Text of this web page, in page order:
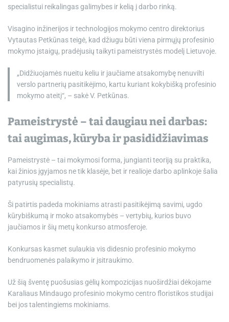
specialistui reikalingas galimybes ir kelią į darbo rinką.
Visagino inžinerijos ir technologijos mokymo centro direktorius
Vytautas Petkūnas teigė, kad džiugu būti viena pirmųjų profesinio
mokymo įstaigų, pradėjusių taikyti pameistrystės modelį Lietuvoje.
„Didžiuojamės nueitu keliu ir jaučiame atsakomybę nenuvilti
verslo partnerių pasitikėjimo, kartu kuriant kokybišką profesinio
mokymo ateitį“, – sakė V. Petkūnas.
Pameistrystė – tai daugiau nei darbas:
tai augimas, kūryba ir pasididžiavimas
Pameistrystė – tai mokymosi forma, jungianti teoriją su praktika,
kai žinios įgyjamos ne tik klasėje, bet ir realioje darbo aplinkoje šalia
patyrusių specialistų.
Ši patirtis padeda mokiniams atrasti pasitikėjimą savimi, ugdo
kūrybiškumą ir moko atsakomybės – vertybių, kurios buvo
jaučiamos ir šių metų konkurso atmosferoje.
Konkursas kasmet sulaukia vis didesnio profesinio mokymo
bendruomenės palaikymo ir įsitraukimo.
Už šią šventę puošusias gėlių kompozicijas nuoširdžiai dėkojame
Karaliaus Mindaugo profesinio mokymo centro floristikos studijai
bei jos talentingiems mokiniams.